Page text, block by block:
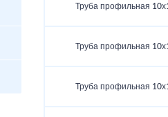
Труба профильная
Труба профильная
Труба профильная